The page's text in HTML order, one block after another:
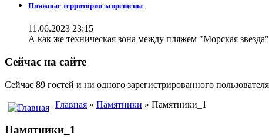
Пляжные территории запрещены
11.06.2023 23:15
А как же техническая зона между пляжем "Морская
Сейчас на сайте
Сейчас 89 гостей и ни одного зарегистрированного
Главная » Памятники » Памятники_1
Памятники_1